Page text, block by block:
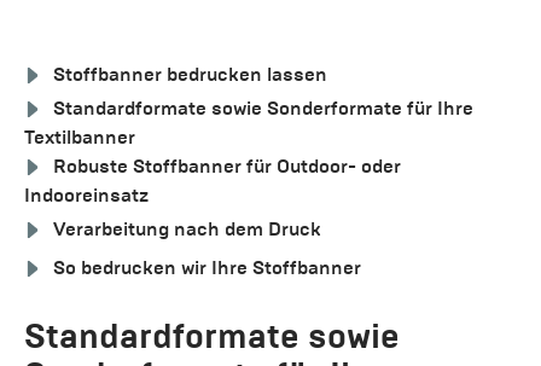
Stoffbanner bedrucken lassen
Standardformate sowie Sonderformate für Ihre
Textilbanner
Robuste Stoffbanner für Outdoor- oder
Indooreinsatz
Verarbeitung nach dem Druck
So bedrucken wir Ihre Stoffbanner
Standardformate sowie